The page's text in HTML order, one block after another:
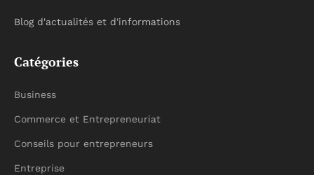
Blog d'actualités et d'informations
Catégories
Business
Commerce et Entrepreneuriat
Conseils pour entrepreneurs
Entreprise